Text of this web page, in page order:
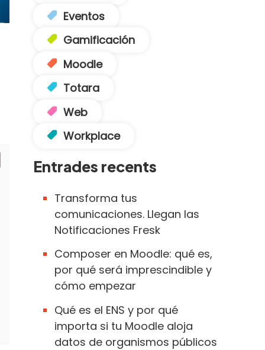
Eventos
Gamificación
Moodle
Totara
Web
Workplace
Entrades recents
Transforma tus
comunicaciones. Llegan las
Notificaciones Fresk
Composer en Moodle: qué es,
por qué será imprescindible y
cómo empezar
Qué es el ENS y por qué
importa si tu Moodle aloja
datos de organismos públicos